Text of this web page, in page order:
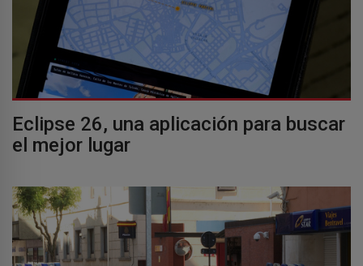
Eclipse 26, una aplicación para buscar
el mejor lugar